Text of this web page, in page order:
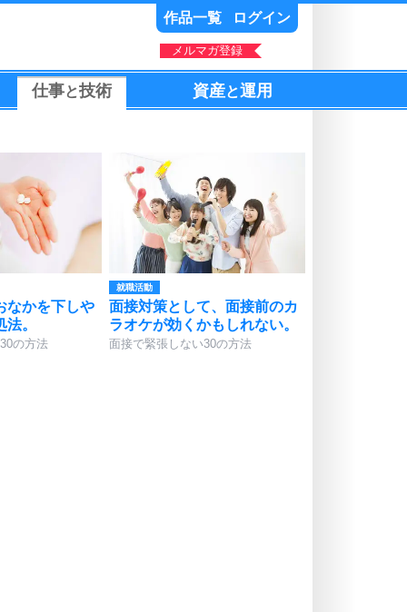
作品一覧 ログイン
メルマガ登録
仕事と技術 資産と運用
なかを下しや
。
の方法
就職活動
面接対策として、面接前のカ
ラオケが効くかもしれない。
面接で緊張しない30の方法